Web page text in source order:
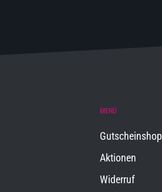
MENÜ
Gutscheinshop
Aktionen
Widerruf